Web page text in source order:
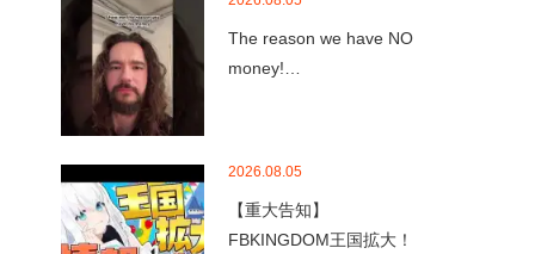
The reason we have NO
money!…
2026.08.05
【重大告知】
FBKINGDOM王国拡大！